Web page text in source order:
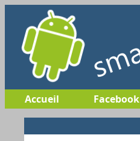
Accueil Facebook